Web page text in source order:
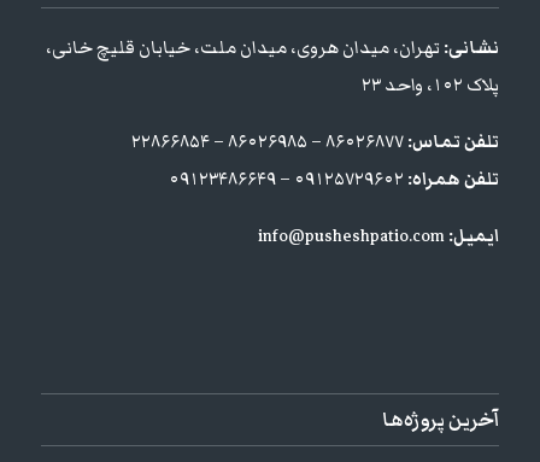
نشانی: تهران، میدان هروی، میدان ملت، خیابان قلیچ خانی،
پلاک ۱۰۲، واحد ۲۳
تلفن تماس:
تلفن همراه: ۰۹۱۲۵۷۲۹۶۰۲ – ۰۹۱۲۳۴۸۶۶۴۹
ایمیل:info@pusheshpatio.com
آخرین پروژه‌ها